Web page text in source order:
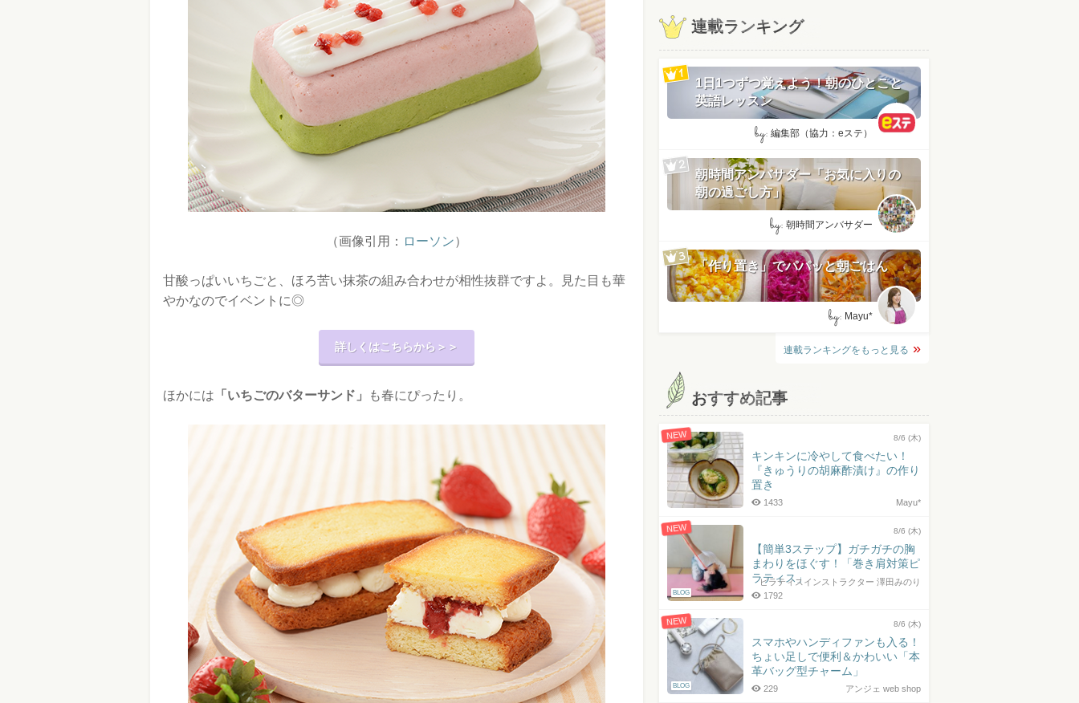
（画像引用： ローソン）
甘酸っぱいいちごと、ほろ苦い抹茶の組み合わせが相性抜群ですよ。見た目も華
やかなのでイベントに◎
詳しくはこちらから＞＞
ほかには 「いちごのバターサンド」 も春にぴったり。
連載ランキング
1日1つずつ覚えよう！朝のひとこと
英語レッスン
by: 編集部（協力：eステ）
朝時間アンバサダー「お気に入りの
朝の過ごし方」
by: 朝時間アンバサダー
「作り置き」でパパッと朝ごはん
by: Mayu*
連載ランキングをもっと見る
おすすめ記事
NEW 8/6 (木)
キンキンに冷やして食べたい！
『きゅうりの胡麻酢漬け』の作り
置き
Mayu*
1433
NEW
BLOG
8/6 (木)
【簡単3ステップ】ガチガチの胸
まわりをほぐす！「巻き肩対策ピ
ラティス」
ピラティスインストラクター 澤田みのり
1792
NEW
BLOG
8/6 (木)
スマホやハンディファンも入る！
ちょい足しで便利＆かわいい「本
革バッグ型チャーム」
アンジェ web shop
229